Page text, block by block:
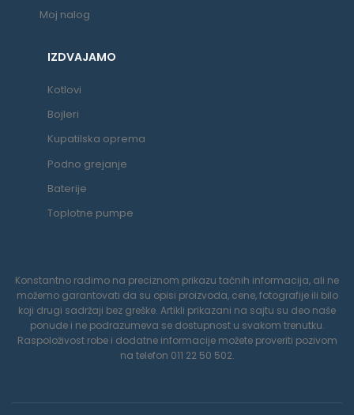
Moj nalog
IZDVAJAMO
Kotlovi
Bojleri
Kupatilska oprema
Podno grejanje
Baterije
Toplotne pumpe
Konstantno radimo na preciznom prikazu tačnih informacija, ali ne
možemo garantovati da su opisi proizvoda, cene, fotografije ili bilo
koji drugi sadržaji bez greške. Artikli prikazani na sajtu su deo naše
ponude i ne podrazumeva se dostupnost u svakom trenutku.
Raspoloživost robe i dodatne informacije možete proveriti pozivom
na telefon 011 22 50 502.